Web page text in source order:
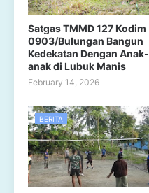
Satgas TMMD 127 Kodim
0903/Bulungan Bangun
Kedekatan Dengan Anak-
anak di Lubuk Manis
February 14, 2026
BERITA